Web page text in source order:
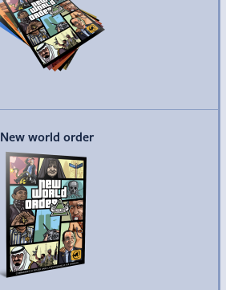
New world order
Commander